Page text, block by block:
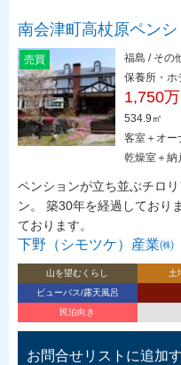
南会津町高杖原ペンシ
売買
福島 / その
保養所・ホ
1,750
534.9㎡
客室＋オー
乾燥室＋納
ペンションが立ち並ぶチロ
ン。 築30年を経過しており
ております。
下野（シモツケ）産業㈱
山を望むくらし 土
ビューバス/露天風呂
民泊向き
お問合せリストに追加